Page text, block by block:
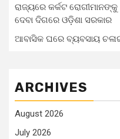
ରାଜ୍ୟରେ କର୍କଟ
ଦେବା ଦିଗରେ ଓଡ଼ିଶା ସରକାର
ଆବାସିକ ଘରେ ବ୍ୟବସାୟ
ARCHIVES
August 2026
July 2026